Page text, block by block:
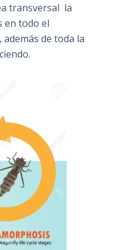
transversal la
en todo el
de toda la